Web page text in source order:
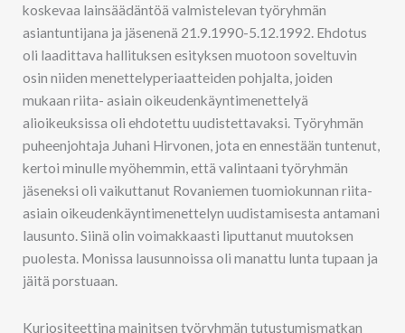
koskevaa lainsäädäntöä valmistelevan työryhmän
asiantuntijana ja jäsenenä 21.9.1990-5.12.1992. Ehdotus
oli laadittava hallituksen esityksen muotoon soveltuvin
osin niiden menettelyperiaatteiden pohjalta, joiden
mukaan riita- asiain oikeudenkäyntimenettelyä
alioikeuksissa oli ehdotettu uudistettavaksi. Työryhmän
puheenjohtaja Juhani Hirvonen, jota en ennestään tuntenut,
kertoi minulle myöhemmin, että valintaani työryhmän
jäseneksi oli vaikuttanut Rovaniemen tuomiokunnan riita-
asiain oikeudenkäyntimenettelyn uudistamisesta antamani
lausunto. Siinä olin voimakkaasti liputtanut muutoksen
puolesta. Monissa lausunnoissa oli manattu lunta tupaan ja
jäitä porstuaan.
Kuriositeettina mainitsen työryhmän tutustumismatkan